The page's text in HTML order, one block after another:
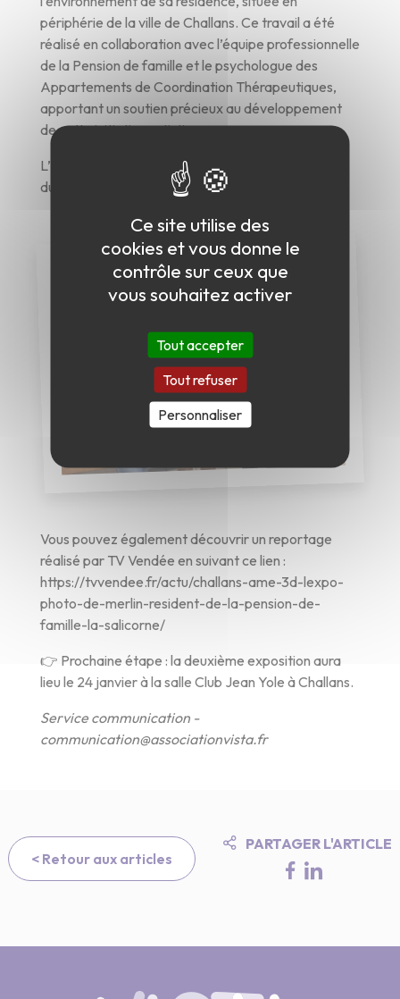
périphérie de la ville de Challans. Ce travail a été
réalisé en collaboration avec l’équipe professionnelle
de la Pension de famille et le psychologue des
Appartements de Coordination Thérapeutiques,
apportant un soutien précieux au développement
de cette initiative artistique.
L’initiative a également été relayée dans un article
du Ouest-France ! 🎉
Vous pouvez également découvrir un reportage
réalisé par TV Vendée en suivant ce lien :
https://tvvendee.fr/actu/challans-ame-3d-lexpo-
photo-de-merlin-resident-de-la-pension-de-
famille-la-salicorne/
👉 Prochaine étape : la deuxième exposition aura
lieu le 24 janvier à la salle Club Jean Yole à Challans.
Service communication -
communication@associationvista.fr
< Retour aux articles
PARTAGER L'ARTICLE
Ce site utilise des
cookies et vous donne le
contrôle sur ceux que
vous souhaitez activer
Tout accepter
Tout refuser
Personnaliser